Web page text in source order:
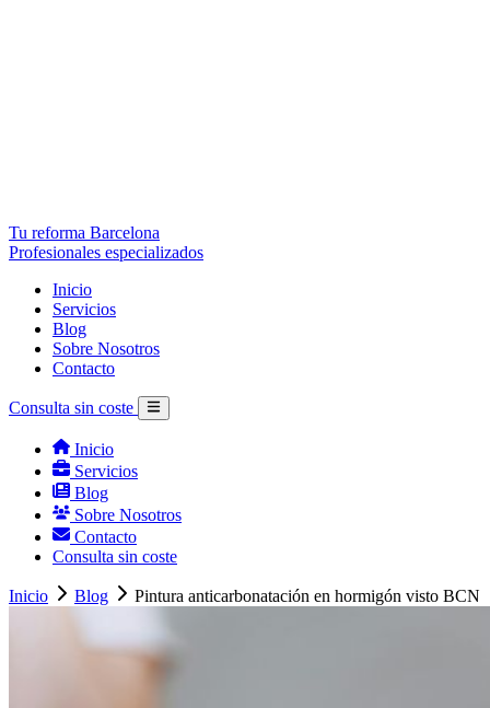
Tu reforma Barcelona
Profesionales especializados
Inicio
Servicios
Blog
Sobre Nosotros
Contacto
Consulta sin coste
Inicio
Servicios
Blog
Sobre Nosotros
Contacto
Consulta sin coste
Inicio Blog Pintura anticarbonatación en hormigón visto BCN